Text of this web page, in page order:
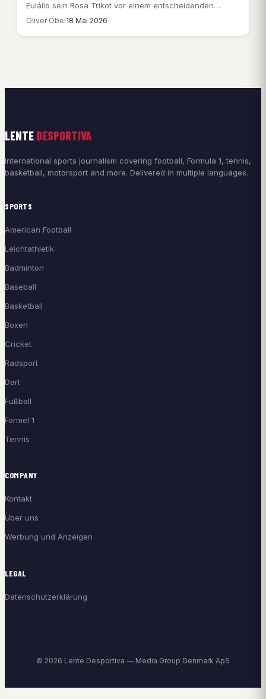
Eulálio sein Rosa Trikot vor einem entscheidenden
Zeitfahren verteidigt.
Oliver Obel18 Mai 2026
LENTE DESPORTIVA
International sports journalism covering football, Formula 1, tennis,
basketball, motorsport and more. Delivered in multiple languages.
SPORTS
American Football
Leichtathletik
Badminton
Baseball
Basketball
Boxen
Cricket
Radsport
Dart
Fußball
Formel 1
Tennis
COMPANY
Kontakt
Über uns
Werbung und Anzeigen
LEGAL
Datenschutzerklärung
© 2026 Lente Desportiva — Media Group Denmark ApS